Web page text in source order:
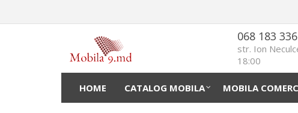
068 183 336
str. Ion
18:00
HOME CATALOG MOBILA MOBILA